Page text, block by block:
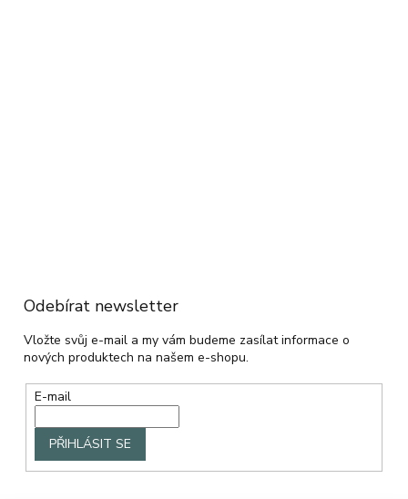
Odebírat newsletter
Vložte svůj e-mail a my vám budeme zasílat informace o
nových produktech na našem e-shopu.
E-mail
PŘIHLÁSIT SE